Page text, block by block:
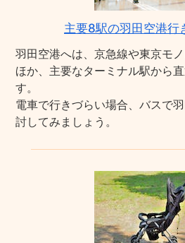
主要8駅の羽田空港行
羽田空港へは、京急線や東京モ
ほか、主要なターミナル駅から
す。
電車で行きづらい場合、バスで
討してみましょう。